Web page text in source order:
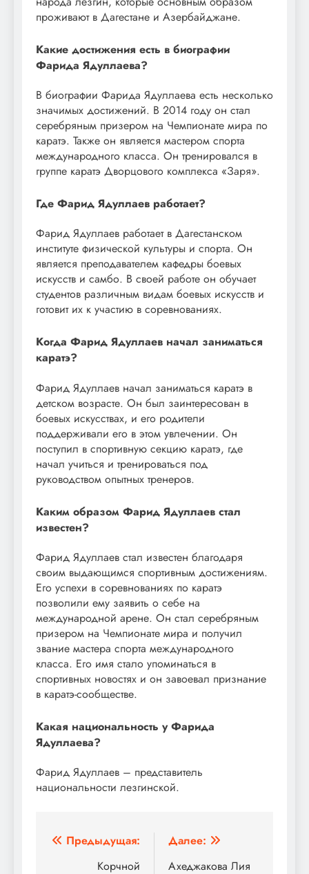
проживают в Дагестане и Азербайджане.
Какие достижения есть в биографии
Фарида Ядуллаева?
В биографии Фарида Ядуллаева есть несколько
значимых достижений. В 2014 году он стал
серебряным призером на Чемпионате мира по
каратэ. Также он является мастером спорта
международного класса. Он тренировался в
группе каратэ Дворцового комплекса «Заря».
Где Фарид Ядуллаев работает?
Фарид Ядуллаев работает в Дагестанском
институте физической культуры и спорта. Он
является преподавателем кафедры боевых
искусств и самбо. В своей работе он обучает
студентов различным видам боевых искусств и
готовит их к участию в соревнованиях.
Когда Фарид Ядуллаев начал заниматься
каратэ?
Фарид Ядуллаев начал заниматься каратэ в
детском возрасте. Он был заинтересован в
боевых искусствах, и его родители
поддерживали его в этом увлечении. Он
поступил в спортивную секцию каратэ, где
начал учиться и тренироваться под
руководством опытных тренеров.
Каким образом Фарид Ядуллаев стал
известен?
Фарид Ядуллаев стал известен благодаря
своим выдающимся спортивным достижениям.
Его успехи в соревнованиях по каратэ
позволили ему заявить о себе на
международной арене. Он стал серебряным
призером на Чемпионате мира и получил
звание мастера спорта международного
класса. Его имя стало упоминаться в
спортивных новостях и он завоевал признание
в каратэ-сообществе.
Какая национальность у Фарида
Ядуллаева?
Фарид Ядуллаев – представитель
национальности лезгинской.
Навигация
Предыдущая:
Корчной
Далее:
Ахеджакова Лия